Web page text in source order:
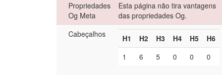
Propriedades
Og Meta
Esta página não tira vantagens
das propriedades Og.
Cabeçalhos
H1 H2 H3 H4 H5
H6
1
6 5 0 0 0